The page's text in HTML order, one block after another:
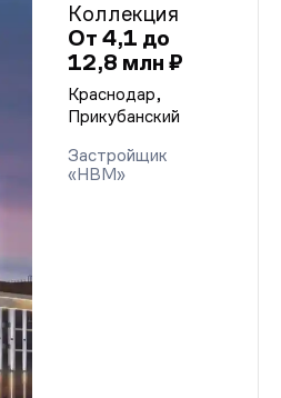
Коллекция
От 4,1 до
12,8 млн ₽
Краснодар,
Прикубанский
Застройщик
«НВМ»